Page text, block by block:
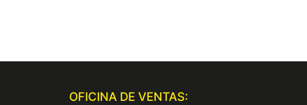
OFICINA DE VENTAS: